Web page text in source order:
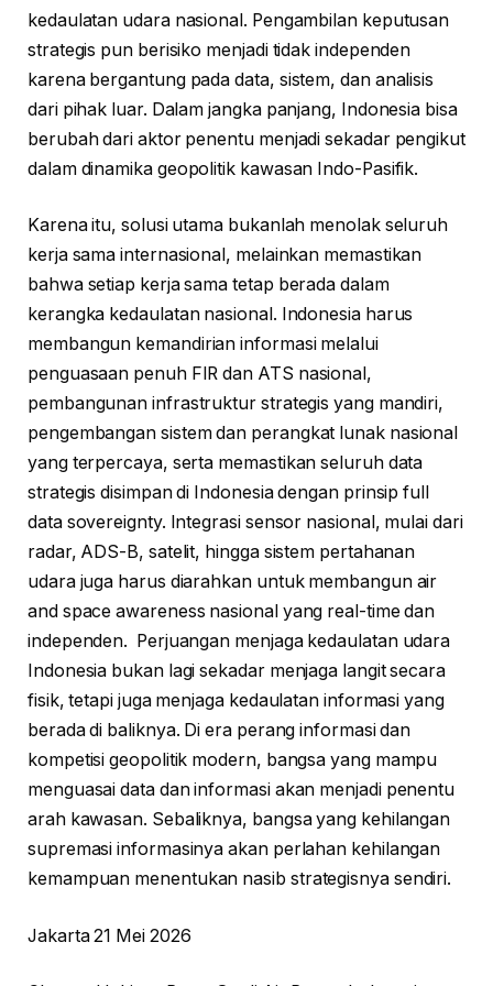
kedaulatan udara nasional. Pengambilan keputusan
strategis pun berisiko menjadi tidak independen
karena bergantung pada data, sistem, dan analisis
dari pihak luar. Dalam jangka panjang, Indonesia bisa
berubah dari aktor penentu menjadi sekadar pengikut
dalam dinamika geopolitik kawasan Indo-Pasifik.
Karena itu, solusi utama bukanlah menolak seluruh
kerja sama internasional, melainkan memastikan
bahwa setiap kerja sama tetap berada dalam
kerangka kedaulatan nasional. Indonesia harus
membangun kemandirian informasi melalui
penguasaan penuh FIR dan ATS nasional,
pembangunan infrastruktur strategis yang mandiri,
pengembangan sistem dan perangkat lunak nasional
yang terpercaya, serta memastikan seluruh data
strategis disimpan di Indonesia dengan prinsip full
data sovereignty. Integrasi sensor nasional, mulai dari
radar, ADS-B, satelit, hingga sistem pertahanan
udara juga harus diarahkan untuk membangun air
and space awareness nasional yang real-time dan
independen. Perjuangan menjaga kedaulatan udara
Indonesia bukan lagi sekadar menjaga langit secara
fisik, tetapi juga menjaga kedaulatan informasi yang
berada di baliknya. Di era perang informasi dan
kompetisi geopolitik modern, bangsa yang mampu
menguasai data dan informasi akan menjadi penentu
arah kawasan. Sebaliknya, bangsa yang kehilangan
supremasi informasinya akan perlahan kehilangan
kemampuan menentukan nasib strategisnya sendiri.
Jakarta 21 Mei 2026